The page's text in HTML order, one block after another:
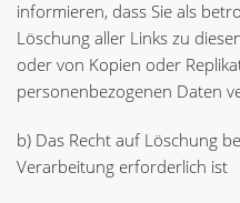
informieren, dass Sie als
Löschung aller Links zu
oder von Kopien oder
personenbezogenen Daten
b) Das Recht auf Löschung
Verarbeitung erforderlich ist